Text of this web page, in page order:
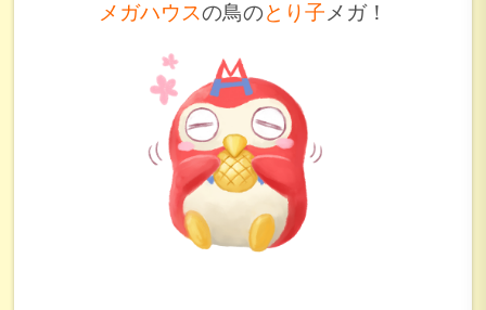
メガハウスの鳥のとり子メガ！